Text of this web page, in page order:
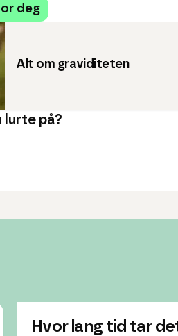
deg
Alt om graviditeten
lurte på?
Hvor lang tid tar